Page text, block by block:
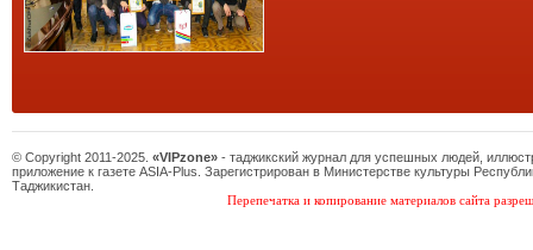
© Copyright 2011-2025. «VIPzone» - таджикский журнал для успешных людей,
приложение к газете ASIA-Plus. Зарегистрирован в Министерстве культуры
Таджикистан.
Перепечатка и копирование материалов сайта